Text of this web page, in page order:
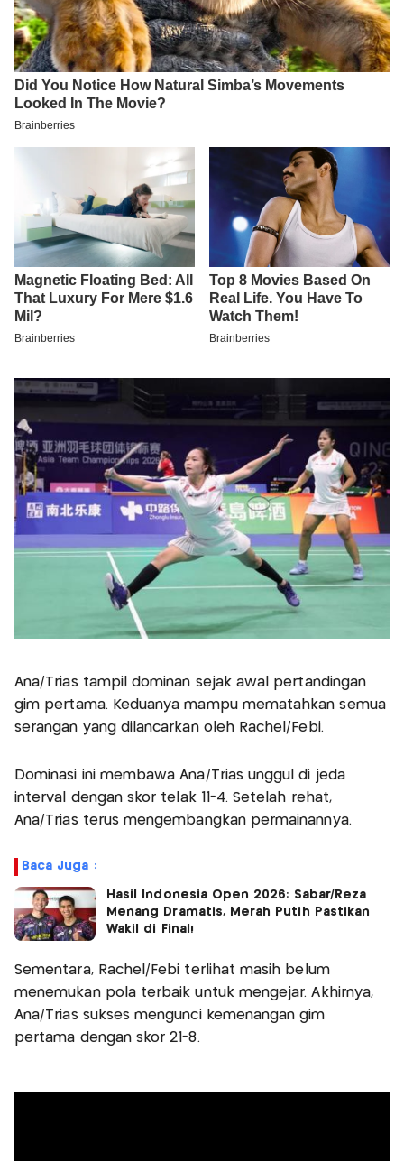
Ana/Trias tampil dominan sejak awal pertandingan
gim pertama. Keduanya mampu mematahkan semua
serangan yang dilancarkan oleh Rachel/Febi.
Dominasi ini membawa Ana/Trias unggul di jeda
interval dengan skor telak 11-4. Setelah rehat,
Ana/Trias terus mengembangkan permainannya.
Baca Juga :
Hasil Indonesia Open 2026: Sabar/Reza
Menang Dramatis, Merah Putih Pastikan
Wakil di Final!
Sementara, Rachel/Febi terlihat masih belum
menemukan pola terbaik untuk mengejar. Akhirnya,
Ana/Trias sukses mengunci kemenangan gim
pertama dengan skor 21-8.